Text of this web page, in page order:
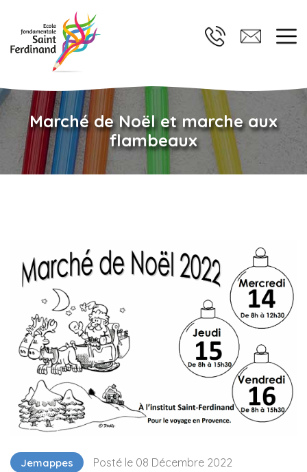
Marché de Noël et marche aux
flambeaux
Jemappes Posté le 08 Décembre 2022